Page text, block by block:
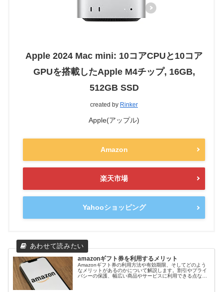
Apple 2024 Mac mini: 10コアCPUと10コア
GPUを搭載したApple M4チップ, 16GB,
512GB SSD
created by Rinker
Apple(アップル)
Amazon
楽天市場
Yahooショッピング
amazonギフト券を利用するメリット
Amazonギフト券の利用方法や有効期限、そしてどのよう
なメリットがあるのかについて解説します。割引やプライ
バシーの保護、幅広い商品やサービスに利用できる点な